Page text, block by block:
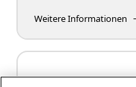
Weitere Informationen